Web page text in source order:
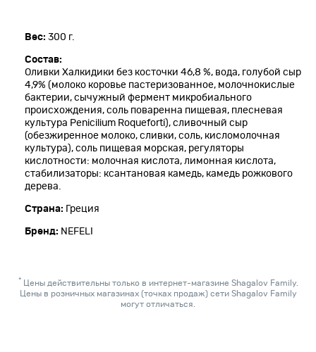
Вес: 300 г.
Состав:
Оливки Халкидики без косточки 46,8 %, вода, голубой сыр
4,9% (молоко коровье пастеризованное, молочнокислые
бактерии, сычужный фермент микробиального
происхождения, соль поваренна пищевая, плесневая
культура Penicilium Roqueforti), сливочный сыр
(обезжиренное молоко, сливки, соль, кисломолочная
культура), соль пищевая морская, регуляторы
кислотности: молочная кислота, лимонная кислота,
стабилизаторы: ксантановая камедь, камедь рожкового
дерева.
Страна: Греция
Бренд: NEFELI
* Цены действительны только в интернет-магазине Shagalov Family.
Цены в розничных магазинах (точках продаж) сети Shagalov Family
могут отличаться.